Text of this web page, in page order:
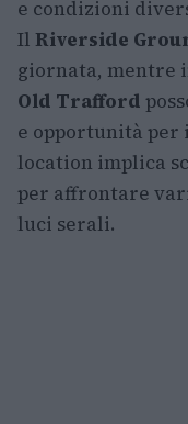
e condizioni
Il Riverside
giornata, mentre
Old Trafford
e opportunità per
location implica
per affrontare
luci serali.